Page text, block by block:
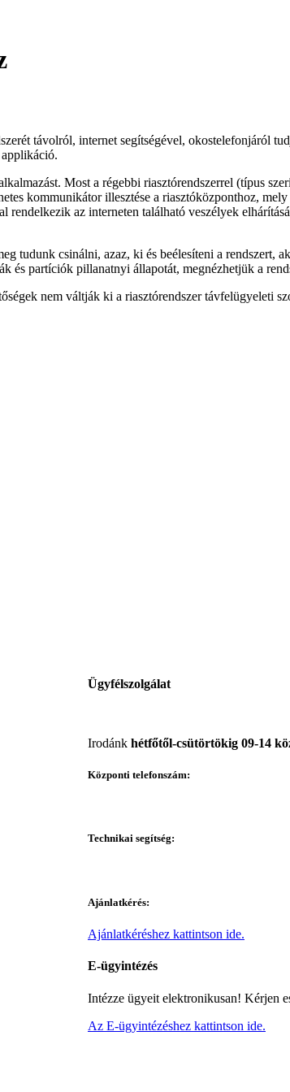
távolról, internet segítségével,
Most a régebbi riasztórendszerrel (típus
kommunikátor illesztése a riasztóközponthoz,
az interneten található veszélyek
tudunk csinálni, azaz, ki és beélesíteni a
és partíciók pillanatnyi állapotát, megnézhetjük a
nem váltják ki a riasztórendszer távfelügyeleti
Ügyfélszolgálat
Irodánk hétfőtől-csütörtökig 09-14
Központi telefonszám:
Technikai segítség:
Ajánlatkérés:
Ajánlatkéréshez kattintson ide.
E-ügyintézés
Intézze ügyeit elektronikusan! Kérjen
Az E-ügyintézéshez kattintson ide.